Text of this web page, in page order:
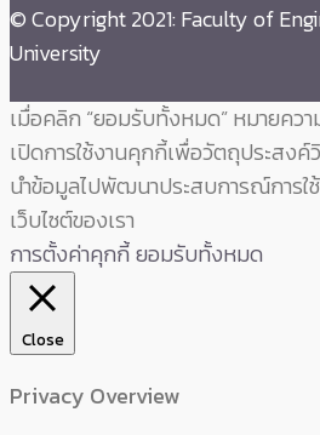
© Copyright 2021: Faculty of
University
เมื่อคลิก “ยอมรับทั้งหมด” หมายควา
เปิดการใช้งานคุกกี้เพื่อวัตถุประสงค์วิ
นำข้อมูลไปพัฒนาประสบการณ์การใ
เว็บไซต์ของเรา
การตั้งค่าคุกกี้ยอมรับทั้งหมด
Close
Privacy Overview